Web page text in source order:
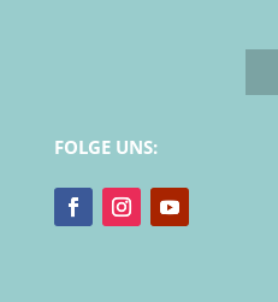
FOLGE UNS: